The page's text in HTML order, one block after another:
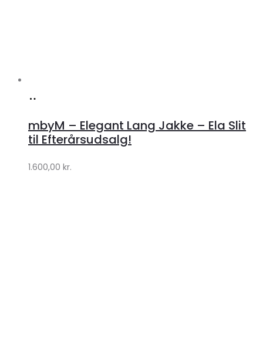
Lykke
Lykke
mbyM – Elegant Lang Jakke – Ela Slit
til Efterårsudsalg!
1.600,00 kr.